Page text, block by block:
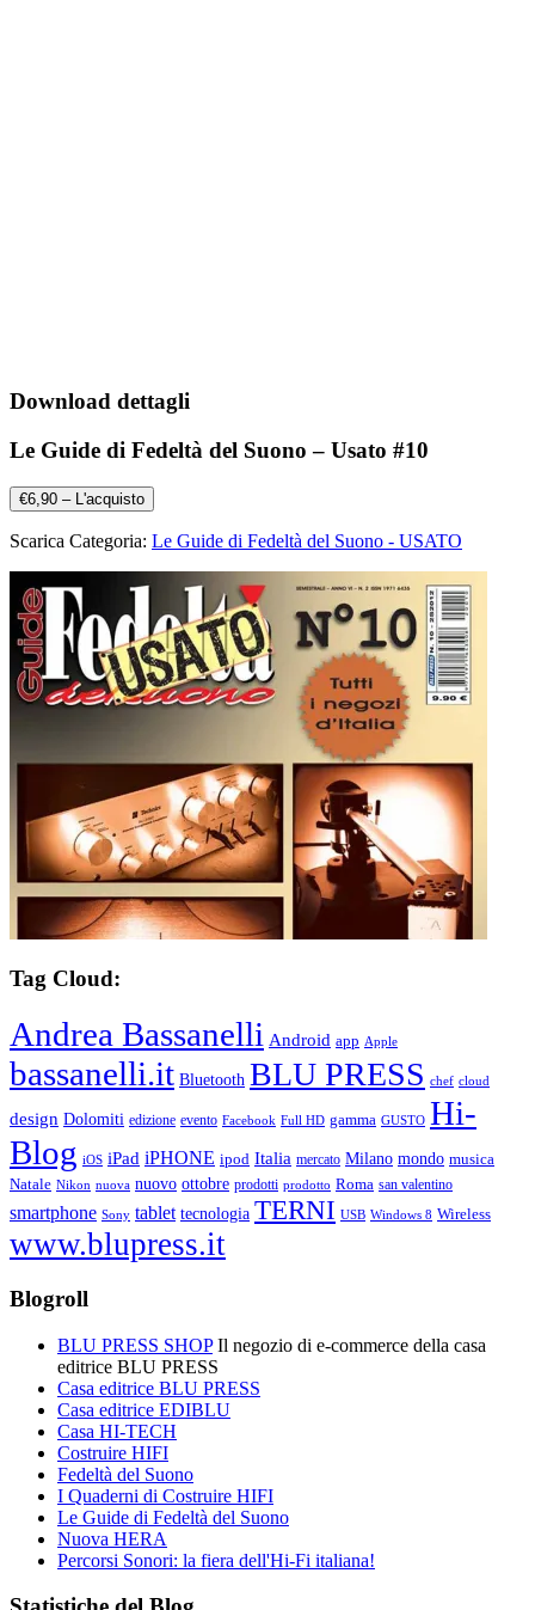
Download dettagli
Le Guide di Fedeltà del Suono – Usato #10
€6,90 – L'acquisto
Scarica Categoria: Le Guide di Fedeltà del Suono - USATO
Tag Cloud:
Andrea Bassanelli Android app Apple
bassanelli.it Bluetooth BLU PRESS chef cloud
design Dolomiti edizione evento Facebook Full HD gamma GUSTO Hi-
Blog iOS iPad iPHONE ipod Italia mercato Milano mondo musica
Natale Nikon nuova nuovo ottobre prodotti prodotto Roma san valentino
smartphone Sony tablet tecnologia TERNI USB Windows 8 Wireless
www.blupress.it
Blogroll
BLU PRESS SHOPIl negozio di e-commerce della casa
editrice BLU PRESS
Casa editrice BLU PRESS
Casa editrice EDIBLU
Casa HI-TECH
Costruire HIFI
Fedeltà del Suono
I Quaderni di Costruire HIFI
Le Guide di Fedeltà del Suono
Nuova HERA
Percorsi Sonori: la fiera dell'Hi-Fi italiana!